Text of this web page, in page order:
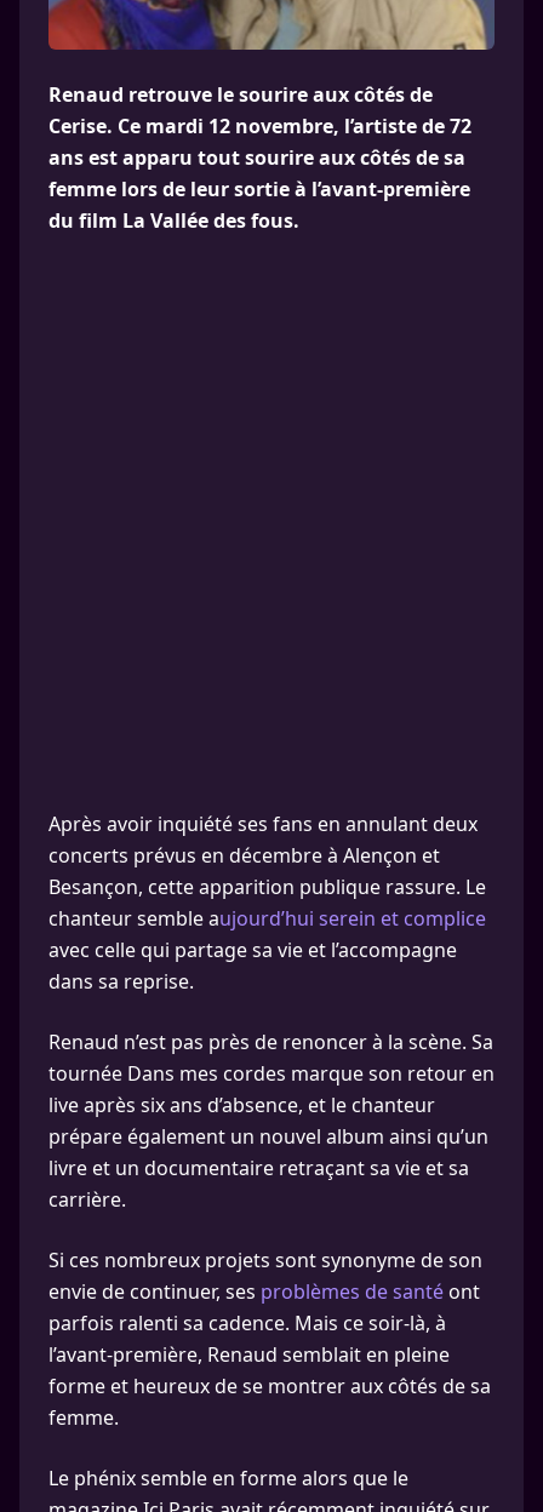
Renaud retrouve le sourire aux côtés de
Cerise. Ce mardi 12 novembre, l’artiste de 72
ans est apparu tout sourire aux côtés de sa
femme lors de leur sortie à l’avant-première
du film La Vallée des fous.
Après avoir inquiété ses fans en annulant deux
concerts prévus en décembre à Alençon et
Besançon, cette apparition publique rassure. Le
chanteur semble aujourd’hui serein et complice
avec celle qui partage sa vie et l’accompagne
dans sa reprise.
Renaud n’est pas près de renoncer à la scène. Sa
tournée Dans mes cordes marque son retour en
live après six ans d’absence, et le chanteur
prépare également un nouvel album ainsi qu’un
livre et un documentaire retraçant sa vie et sa
carrière.
Si ces nombreux projets sont synonyme de son
envie de continuer, ses problèmes de santé ont
parfois ralenti sa cadence. Mais ce soir-là, à
l’avant-première, Renaud semblait en pleine
forme et heureux de se montrer aux côtés de sa
femme.
Le phénix semble en forme alors que le